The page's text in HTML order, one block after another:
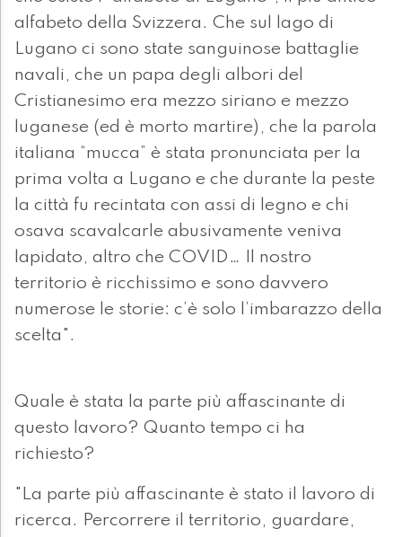
alfabeto della Svizzera. Che sul lago di
Lugano ci sono state sanguinose battaglie
navali, che un papa degli albori del
Cristianesimo era mezzo siriano e mezzo
luganese (ed è morto martire), che la parola
italiana “mucca” è stata pronunciata per la
prima volta a Lugano e che durante la peste
la città fu recintata con assi di legno e chi
osava scavalcarle abusivamente veniva
lapidato, altro che COVID… Il nostro
territorio è ricchissimo e sono davvero
numerose le storie: c’è solo l’imbarazzo della
scelta".
Quale è stata la parte più affascinante di
questo lavoro? Quanto tempo ci ha
richiesto?
"La parte più affascinante è stato il lavoro di
ricerca. Percorrere il territorio, guardare,